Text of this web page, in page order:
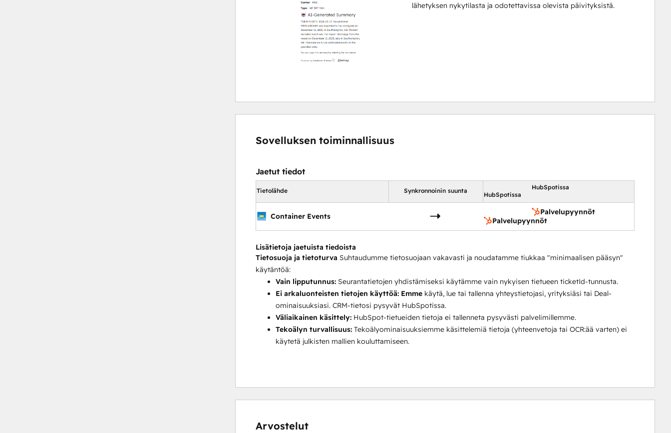
lähetyksen nykytilasta ja odotettavissa olevista päivityksistä.
Sovelluksen toiminnallisuus
Jaetut tiedot
Tietolähde Synkronnoinin suunta
HubSpotissa
HubSpotissa
Container Events
Palvelupyynnöt
Palvelupyynnöt
Lisätietoja jaetuista tiedoista
Tietosuoja ja tietoturva Suhtaudumme tietosuojaan vakavasti ja noudatamme tiukkaa "minimaalisen pääsyn"
käytäntöä:
Vain lipputunnus:Seurantatietojen yhdistämiseksi käytämme vain nykyisen tietueen ticketId-tunnusta.
Ei arkaluonteisten tietojen käyttöä: Emmekäytä, lue tai tallenna yhteystietojasi, yrityksiäsi tai Deal-
ominaisuuksiasi. CRM-tietosi pysyvät HubSpotissa.
Väliaikainen käsittely:HubSpot-tietueiden tietoja ei tallenneta pysyvästi palvelimillemme.
Tekoälyn turvallisuus:Tekoälyominaisuuksiemme käsittelemiä tietoja (yhteenvetoja tai OCR:ää varten) ei
käytetä julkisten mallien kouluttamiseen.
Arvostelut